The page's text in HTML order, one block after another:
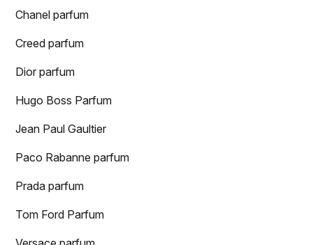
Chanel parfum
Creed parfum
Dior parfum
Hugo Boss Parfum
Jean Paul Gaultier
Paco Rabanne parfum
Prada parfum
Tom Ford Parfum